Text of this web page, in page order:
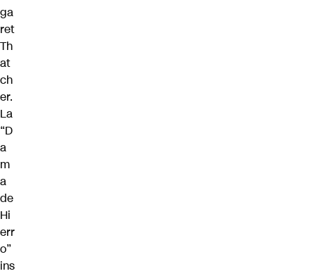
ga
ret
Th
at
ch
er.
La
“D
a
m
a
de
Hi
err
o”
ins